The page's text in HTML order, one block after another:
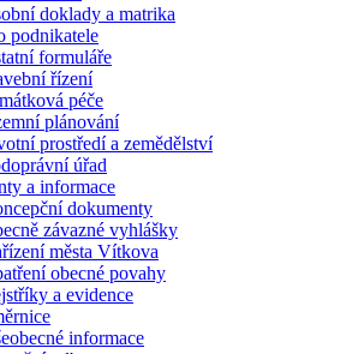
doklady a matrika
podnikatele
formuláře
řízení
péče
plánování
prostředí a zemědělství
úřad
a informace
dokumenty
závazné vyhlášky
města Vítkova
obecné povahy
a evidence
informace